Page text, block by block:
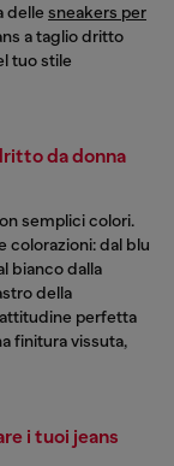
delle sneakers per
a taglio dritto
tuo stile
da donna
semplici colori.
colorazioni: dal blu
bianco dalla
della
perfetta
finitura vissuta,
i tuoi jeans